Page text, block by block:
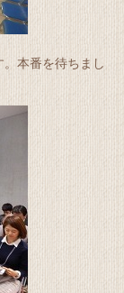
本番を待ちまし